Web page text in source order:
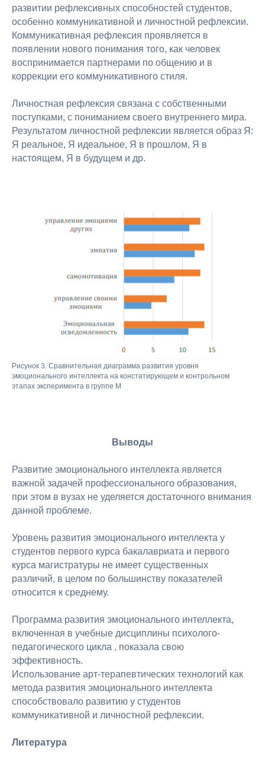
развитии рефлексивных способностей студентов,
особенно коммуникативной и личностной рефлексии.
Коммуникативная рефлексия проявляется в
появлении нового понимания того, как человек
воспринимается партнерами по общению и в
коррекции его коммуникативного стиля.
Личностная рефлексия связана с собственными
поступками, с пониманием своего внутреннего мира.
Результатом личностной рефлексии является образ Я:
Я реальное, Я идеальное, Я в прошлом, Я в
настоящем, Я в будущем и др.
Рисунок 3. Сравнительная диаграмма развития уровня
эмоционального интеллекта на констатирующем и контрольном
этапах эксперимента в группе М
Выводы
Развитие эмоционального интеллекта является
важной задачей профессионального образования,
при этом в вузах не уделяется достаточного внимания
данной проблеме.
Уровень развития эмоционального интеллекта у
студентов первого курса бакалавриата и первого
курса магистратуры не имеет существенных
различий, в целом по большинству показателей
относится к среднему.
Программа развития эмоционального интеллекта,
включенная в учебные дисциплины психолого-
педагогического цикла , показала свою
эффективность.
Использование арт-терапевтических технологий как
метода развития эмоционального интеллекта
способствовало развитию у студентов
коммуникативной и личностной рефлексии.
Литература
Академия
Бурганова
Лицензия на ведение
образовательной деятельности №
Л035-01298-77/00179875
от 16 февраля 2021 года
© 2026 АНО ДПО «Академия искусств Игоря Бурганова»
Навигация
Программы
Политика
организации
Педагоги
Документы
Контакты
г. Москва, Большой Афанасьевский пер.
Мы в соцсетях
Публичная оферта
artacademburg@ya.ru
+7 (985) 999-43-90